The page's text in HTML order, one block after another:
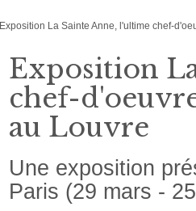
Exposition La Sainte Anne, l'ultime chef-
Exposition
chef-
au Louvre
Une exposition
Paris (29 mars -